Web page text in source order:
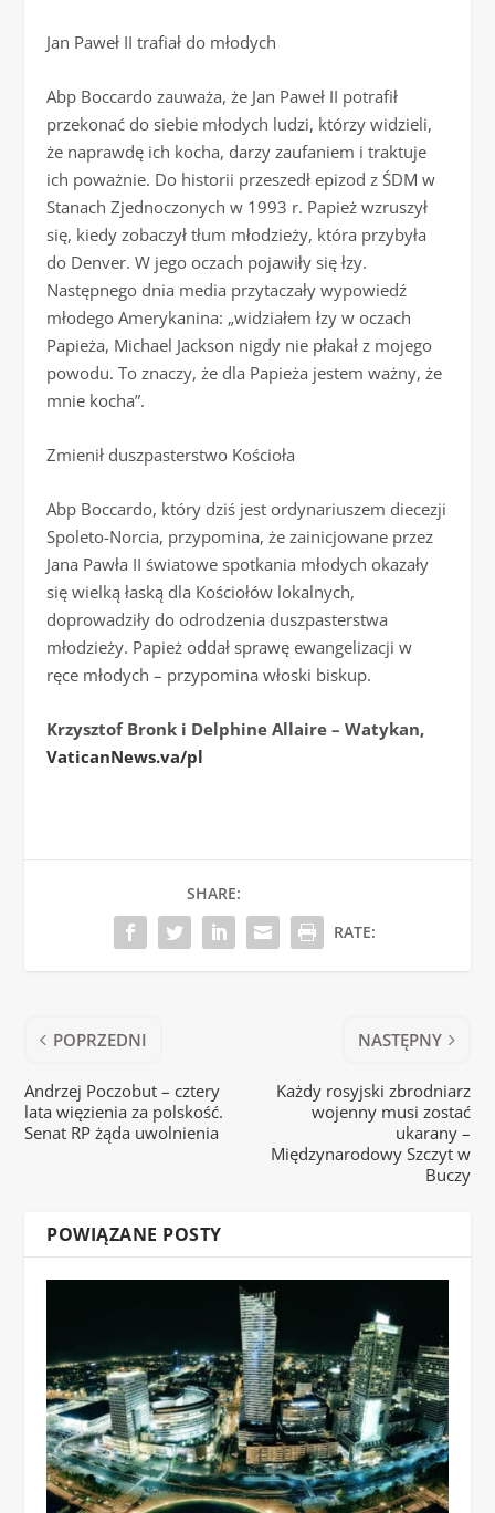
Jan Paweł II trafiał do młodych
Abp Boccardo zauważa, że Jan Paweł II potrafił
przekonać do siebie młodych ludzi, którzy widzieli,
że naprawdę ich kocha, darzy zaufaniem i traktuje
ich poważnie. Do historii przeszedł epizod z ŚDM w
Stanach Zjednoczonych w 1993 r. Papież wzruszył
się, kiedy zobaczył tłum młodzieży, która przybyła
do Denver. W jego oczach pojawiły się łzy.
Następnego dnia media przytaczały wypowiedź
młodego Amerykanina: „widziałem łzy w oczach
Papieża, Michael Jackson nigdy nie płakał z mojego
powodu. To znaczy, że dla Papieża jestem ważny, że
mnie kocha”.
Zmienił duszpasterstwo Kościoła
Abp Boccardo, który dziś jest ordynariuszem diecezji
Spoleto-Norcia, przypomina, że zainicjowane przez
Jana Pawła II światowe spotkania młodych okazały
się wielką łaską dla Kościołów lokalnych,
doprowadziły do odrodzenia duszpasterstwa
młodzieży. Papież oddał sprawę ewangelizacji w
ręce młodych – przypomina włoski biskup.
Krzysztof Bronk i Delphine Allaire – Watykan,
VaticanNews.va/pl
SHARE:
RATE:
POPRZEDNI
Andrzej Poczobut – cztery
lata więzienia za polskość.
Senat RP żąda uwolnienia
NASTĘPNY
Każdy rosyjski zbrodniarz
wojenny musi zostać
ukarany –
Międzynarodowy Szczyt w
Buczy
POWIĄZANE POSTY